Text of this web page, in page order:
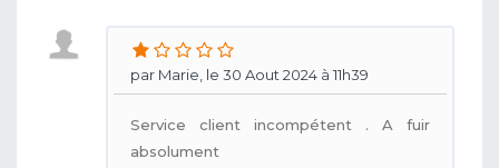
par Marie, le 30 Aout 2024 à 11h39
Service client incompétent . A fuir
absolument